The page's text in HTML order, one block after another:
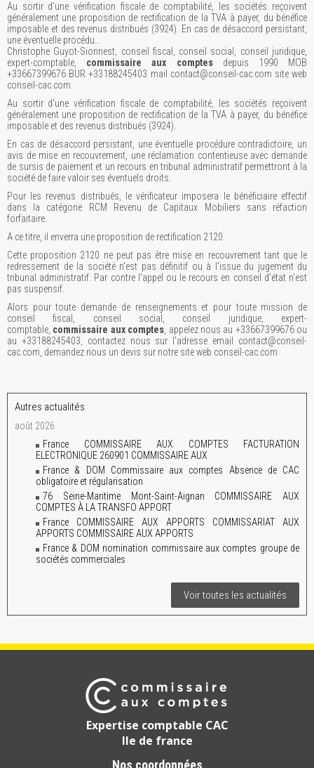
Au sortir d'une vérification fiscale de comptabilité, les sociétés reçoivent
généralement une proposition de rectification de la TVA à payer, du bénéfice
imposable et des revenus distribués (3924). En cas de désaccord persistant,
une éventuelle procédu…
Christophe Guyot-Sionnest, conseil fiscal, conseil social, conseil juridique,
expert-comptable, commissaire aux comptesdepuis 1990 MOB
+33667399676 BUR +33188245403 mail contact@conseil-cac.com site web
conseil-cac.com.
Au sortir d'une vérification fiscale de comptabilité, les sociétés reçoivent
généralement une proposition de rectification de la TVA à payer, du bénéfice
imposable et des revenus distribués (3924).
En cas de désaccord persistant, une éventuelle procédure contradictoire, un
avis de mise en recouvrement, une réclamation contentieuse avec demande
de sursis de paiement et un recours en tribunal administratif permettront à la
société de faire valoir ses éventuels droits.
Pour les revenus distribués, le vérificateur imposera le bénéficiaire effectif
dans la catégorie RCM Revenu de Capitaux Mobiliers sans réfaction
forfaitaire.
A ce titre, il enverra une proposition de rectification 2120.
Cette proposition 2120 ne peut pas être mise en recouvrement tant que le
redressement de la société n'est pas définitif ou à l'issue du jugement du
tribunal administratif. Par contre l'appel ou le recours en conseil d'état n'est
pas suspensif.
Alors pour toute demande de renseignements et pour toute mission de
conseil fiscal, conseil social, conseil juridique, expert-
comptable, commissaire aux comptes , appelez nous au +33667399676 ou
au +33188245403, contactez nous sur l'adresse email contact@conseil-
cac.com, demandez nous un devis sur notre site web conseil-cac.com
Autres actualités
août 2026
France COMMISSAIRE AUX COMPTES FACTURATION
ELECTRONIQUE 260901 COMMISSAIRE AUX
France & DOM Commissaire aux comptes Absence de CAC
obligatoire et régularisation
76 Seine-Maritime Mont-Saint-Aignan COMMISSAIRE AUX
COMPTES À LA TRANSFO APPORT
France COMMISSAIRE AUX APPORTS COMMISSARIAT AUX
APPORTS COMMISSAIRE AUX APPORTS
France & DOM nomination commissaire aux comptes groupe de
sociétés commerciales
Voir toutes les actualités
Expertise comptable CAC
Ile de france
Nos coordonnées